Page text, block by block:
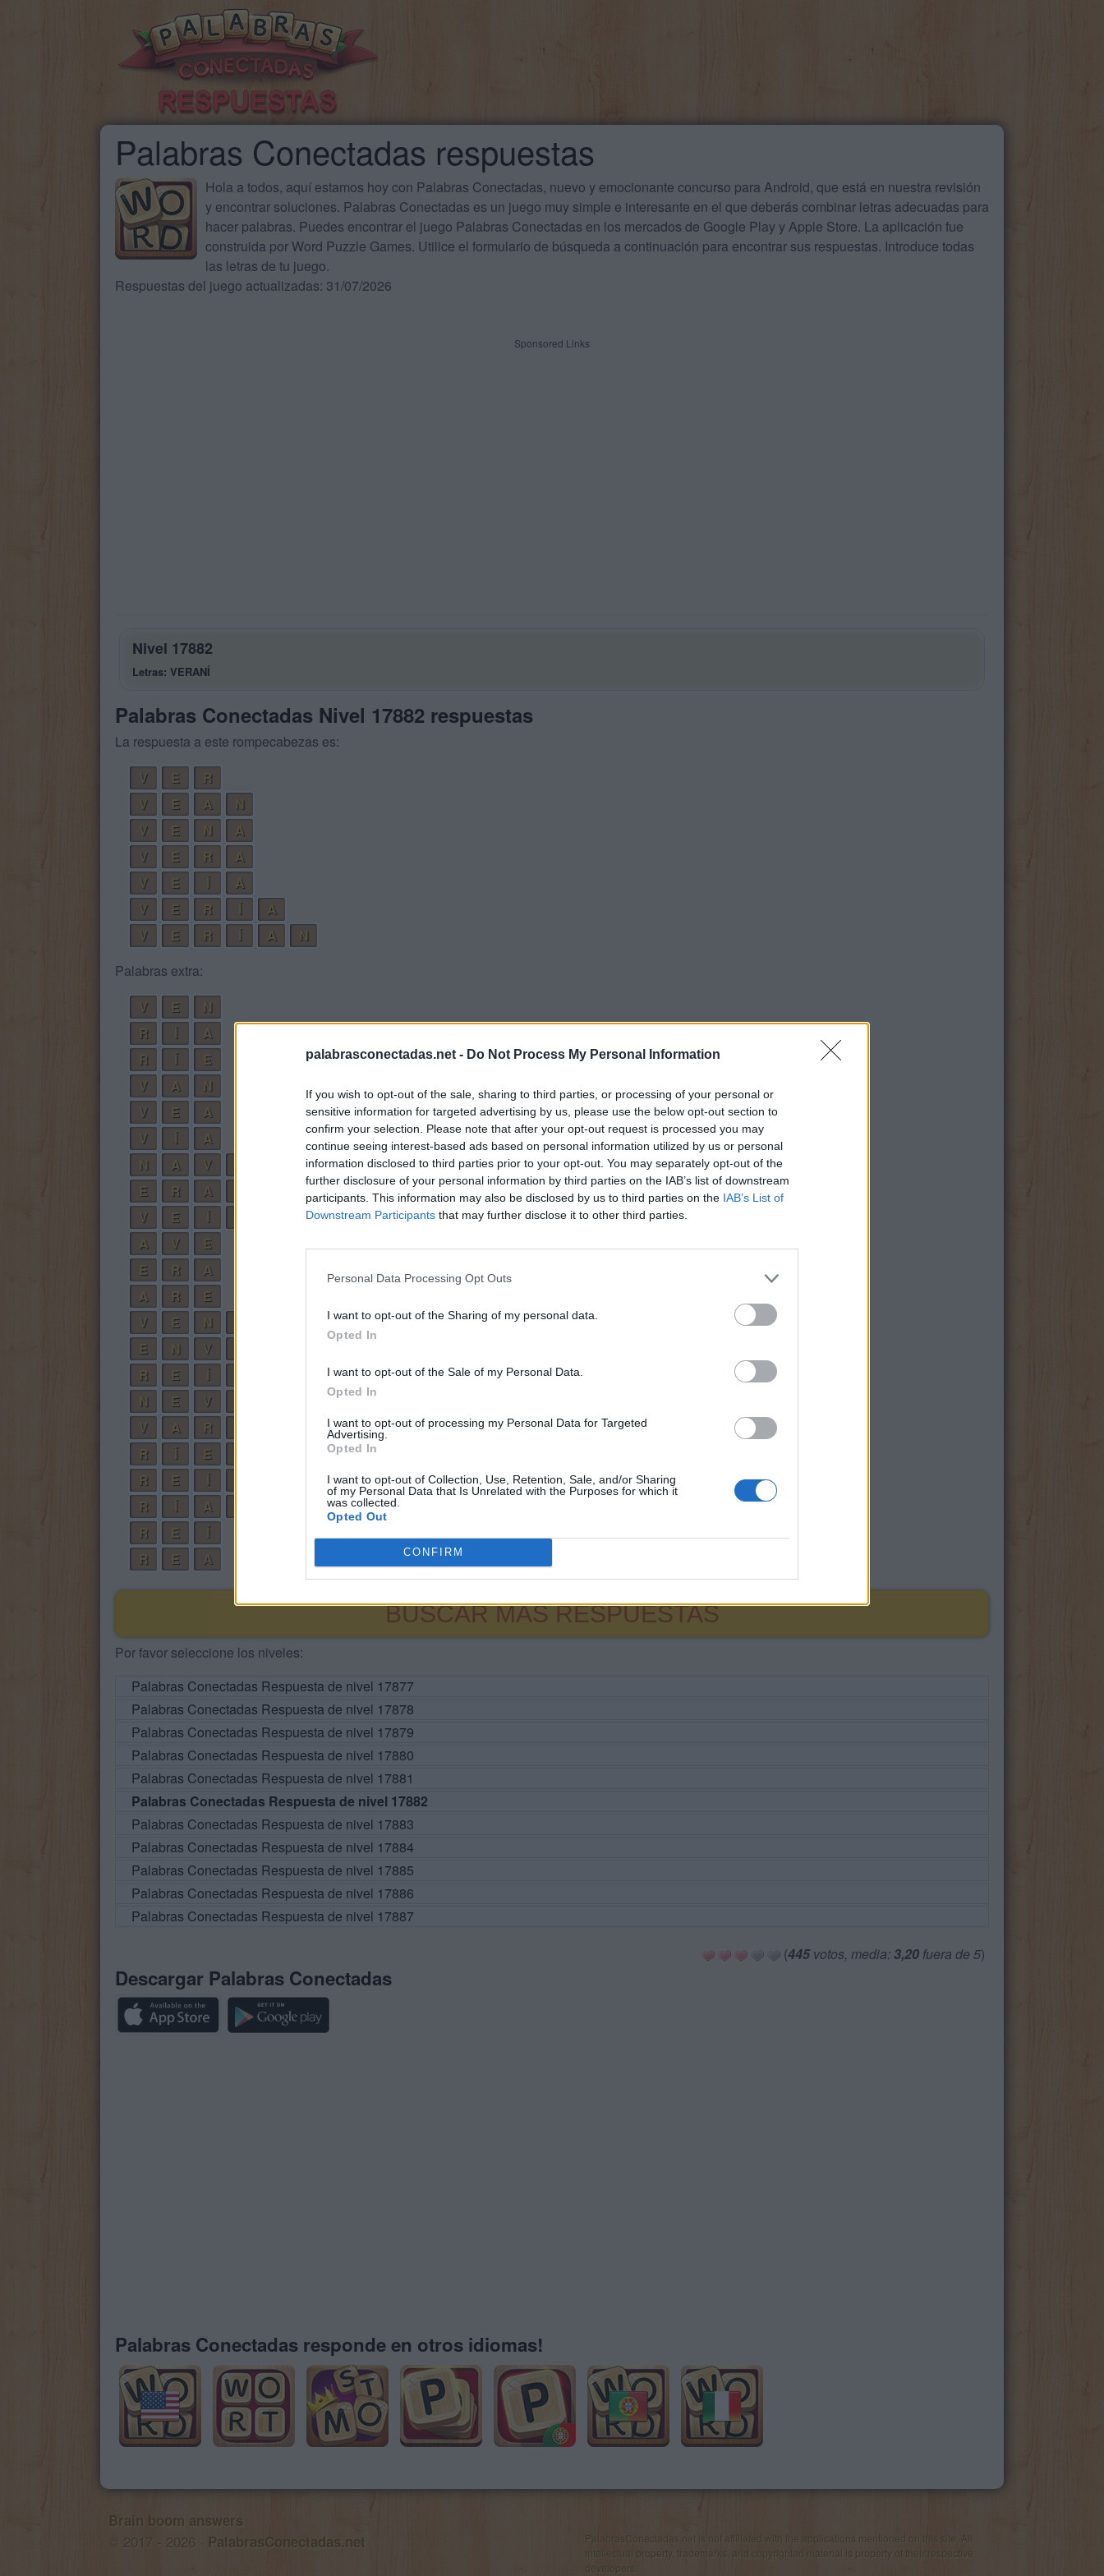
palabrasconectadas.net - Do Not Process My Personal Information
If you wish to opt-out of the sale, sharing to third parties, or processing of your personal or
sensitive information for targeted advertising by us, please use the below opt-out section to
confirm your selection. Please note that after your opt-out request is processed you may
continue seeing interest-based ads based on personal information utilized by us or personal
information disclosed to third parties prior to your opt-out. You may separately opt-out of the
further disclosure of your personal information by third parties on the IAB’s list of downstream
participants. This information may also be disclosed by us to third parties on the IAB’s List of
Downstream Participants that may further disclose it to other third parties.
Personal Data Processing Opt Outs
I want to opt-out of the Sharing of my personal data.
Opted In
I want to opt-out of the Sale of my Personal Data.
Opted In
I want to opt-out of processing my Personal Data for Targeted
Advertising.
Opted In
I want to opt-out of Collection, Use, Retention, Sale, and/or Sharing
of my Personal Data that Is Unrelated with the Purposes for which it
was collected.
Opted Out
CONFIRM
Palabras Conectadas respuestas
Hola a todos, aquí estamos hoy con Palabras Conectadas, nuevo y emocionante concurso para Android, que está en nuestra revisión
y encontrar soluciones. Palabras Conectadas es un juego muy simple e interesante en el que deberás combinar letras adecuadas para
hacer palabras. Puedes encontrar el juego Palabras Conectadas en los mercados de Google Play y Apple Store. La aplicación fue
construida por Word Puzzle Games. Utilice el formulario de búsqueda a continuación para encontrar sus respuestas. Introduce todas
las letras de tu juego.
Respuestas del juego actualizadas: 31/07/2026
Sponsored Links
Nivel 17882
Letras: VERANÍ
Palabras Conectadas Nivel 17882 respuestas
La respuesta a este rompecabezas es:
V
E
R
V
E A
N
V
E N
A
V
E R
A
V
E Í
A
V
E R Í
A
V
E R Í A
N
Palabras extra:
V
E
N
R
Í
A
R
Í
E
V
A
N
V
E
A
V
Í
A
N
A V
E
R A
V
E Í
A
V
E
E
R
A
A
R
E
V
E N
E
N V
R
E Í
N
E V
V
A R
R
Í E
R
E Í
R
Í A
R
E
Í
R
E A
BUSCAR MÁS RESPUESTAS
Por favor seleccione los niveles:
Palabras Conectadas Respuesta de nivel 17877
Palabras Conectadas Respuesta de nivel 17878
Palabras Conectadas Respuesta de nivel 17879
Palabras Conectadas Respuesta de nivel 17880
Palabras Conectadas Respuesta de nivel 17881
Palabras Conectadas Respuesta de nivel 17882
Palabras Conectadas Respuesta de nivel 17883
Palabras Conectadas Respuesta de nivel 17884
Palabras Conectadas Respuesta de nivel 17885
Palabras Conectadas Respuesta de nivel 17886
Palabras Conectadas Respuesta de nivel 17887
(445votos, media: 3,20 fuera de 5)
Descargar Palabras Conectadas
Palabras Conectadas responde en otros idiomas!
Brain boom answers
© 2017 - 2026 · PalabrasConectadas.net
PalabrasConectadas.net is not affiliated with the applications mentioned on this site. All
intellectual property, trademarks, and copyrighted material is property of their respective